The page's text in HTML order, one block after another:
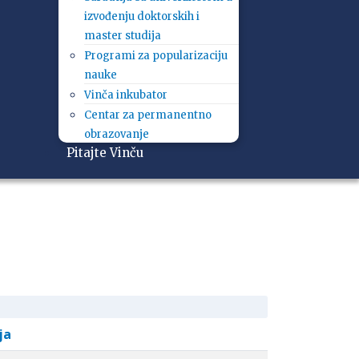
izvođenju doktorskih i
master studija
Programi za popularizaciju
nauke
Vinča inkubator
Centar za permanentno
obrazovanje
Pitajte Vinču